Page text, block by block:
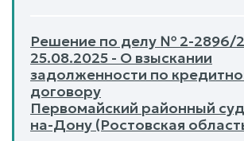
Решение по делу № 2-2896/
25.08.2025 - О взыскании
задолженности по
договору
Первомайский районный
на-Дону (Ростовская